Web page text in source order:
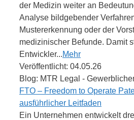
der Medizin weiter an
Analyse bildgebender
Mustererkennung oder der
medizinischer Befunde. Damit
Entwickler...Mehr
Veröffentlicht: 04.05.26
Blog: MTR Legal -
FTO – Freedom to Operate
ausführlicher Leitfaden
Ein Unternehmen entwickelt